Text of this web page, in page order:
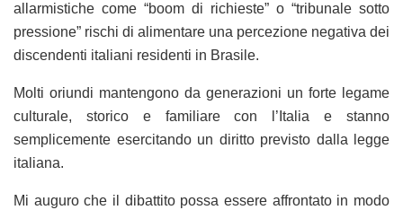
allarmistiche come “boom di richieste” o “tribunale sotto
pressione” rischi di alimentare una percezione negativa dei
discendenti italiani residenti in Brasile.
Molti oriundi mantengono da generazioni un forte legame
culturale, storico e familiare con l’Italia e stanno
semplicemente esercitando un diritto previsto dalla legge
italiana.
Mi auguro che il dibattito possa essere affrontato in modo